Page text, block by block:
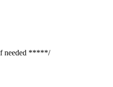
needed *****/